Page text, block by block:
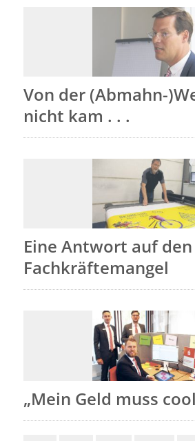
Von der (Abmahn-
nicht kam . . .
Eine Antwort auf den
Fachkräftemangel
„Mein Geld muss